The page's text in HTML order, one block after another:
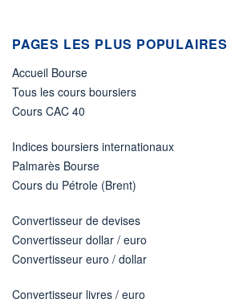
RISQUE DU FONDS (SRI)
4/7
PAGES LES PLUS POPULAIRES
Accueil Bourse
Tous les cours boursiers
Cours CAC 40
Indices boursiers internationaux
Palmarès Bourse
Cours du Pétrole (Brent)
Convertisseur de devises
Convertisseur dollar / euro
Convertisseur euro / dollar
Convertisseur livres / euro